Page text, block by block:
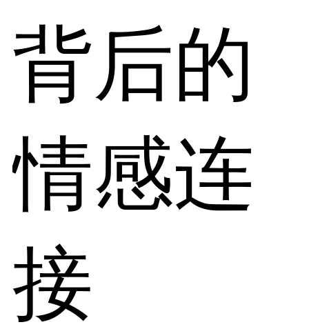
背后的
情感连
接